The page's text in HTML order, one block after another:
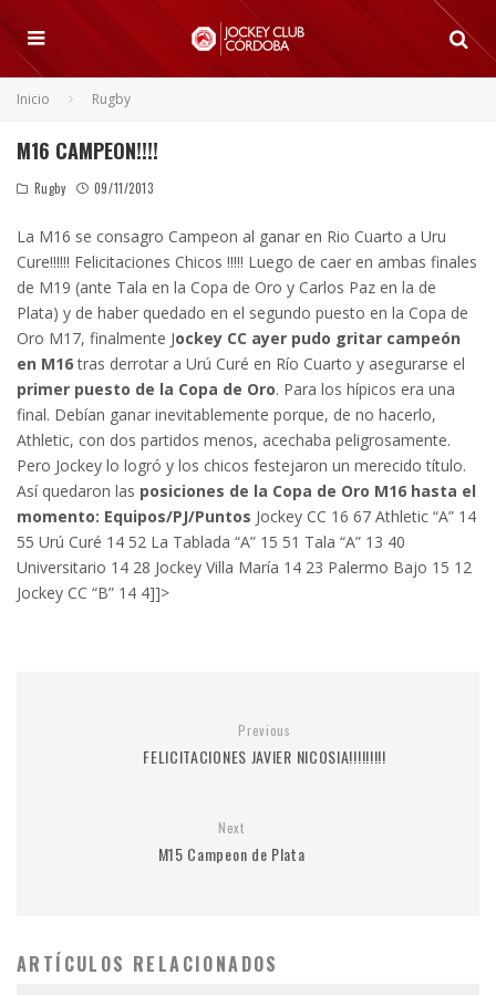
Inicio Rugby
M16 CAMPEON!!!!
Rugby 09/11/2013
La M16 se consagro Campeon al ganar en Rio Cuarto a Uru
Cure!!!!!! Felicitaciones Chicos !!!!! Luego de caer en ambas finales
de M19 (ante Tala en la Copa de Oro y Carlos Paz en la de
Plata) y de haber quedado en el segundo puesto en la Copa de
Oro M17, finalmente Jockey CC ayer pudo gritar campeón
en M16tras derrotar a Urú Curé en Río Cuarto y asegurarse el
primer puesto de la Copa de Oro. Para los hípicos era una
final. Debían ganar inevitablemente porque, de no hacerlo,
Athletic, con dos partidos menos, acechaba peligrosamente.
Pero Jockey lo logró y los chicos festejaron un merecido título.
Así quedaron las posiciones de la Copa de Oro M16 hasta el
momento: Equipos/PJ/Puntos Jockey CC 16 67 Athletic “A” 14
55 Urú Curé 14 52 La Tablada “A” 15 51 Tala “A” 13 40
Universitario 14 28 Jockey Villa María 14 23 Palermo Bajo 15 12
Jockey CC “B” 14 4]]>
Previous
FELICITACIONES JAVIER NICOSIA!!!!!!!!!
Next
M15 Campeon de Plata
ARTÍCULOS RELACIONADOS